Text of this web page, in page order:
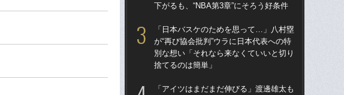
下がるも、“NBA第3章”にそろう好条件
「日本バスケのためを思って…」八村塁
が“再び協会批判”ウラに日本代表への特
別な想い「それなら来なくていいと切り
捨てるのは簡単」
「アイツはまだまだ伸びる」渡邊雄太も